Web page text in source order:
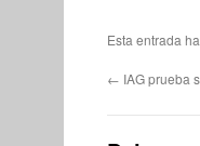
Esta entrada
← IAG prueba